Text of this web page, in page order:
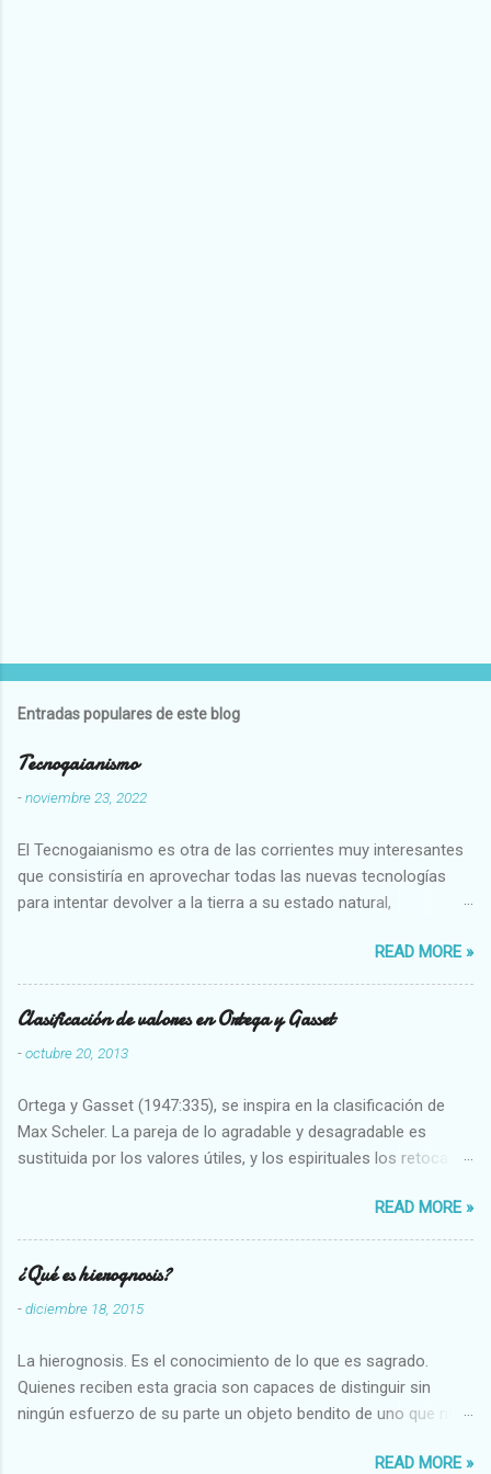
Entradas populares de este blog
Tecnogaianismo
-noviembre 23, 2022
El Tecnogaianismo es otra de las corrientes muy interesantes
que consistiría en aprovechar todas las nuevas tecnologías
para intentar devolver a la tierra a su estado natural,
READ MORE »
Clasificación de valores en Ortega y Gasset
-octubre 20, 2013
Ortega y Gasset (1947:335), se inspira en la clasificación de
Max Scheler. La pareja de lo agradable y desagradable es
sustituida por los valores útiles, y los espirituales los retoca.
Abundante-Escaso,etc 2 VITALES Sano-Enfermo Selecto-
Vulgar Enérgico-Inerte Fuerte-Débil,etc. 3 ESPIRITUALES a)
Intelectuales Conocimiento-Error Exacto-Aproximado
Evidente-Probable,etc b) Morales Bueno-malo Bondadoso-
malvado Justo-Injusto Escrupuloso-Relajado Leal-Desleal,etc.
Armonioso-Inarmonioso 4 RELIGIOSOS Santo-Pr...
READ MORE »
¿Qué es hierognosis?
-diciembre 18, 2015
La hierognosis. Es el conocimiento de lo que es sagrado.
Quienes reciben esta gracia son capaces de distinguir sin
ningún esfuerzo de su parte un objeto bendito de uno que no
READ MORE »